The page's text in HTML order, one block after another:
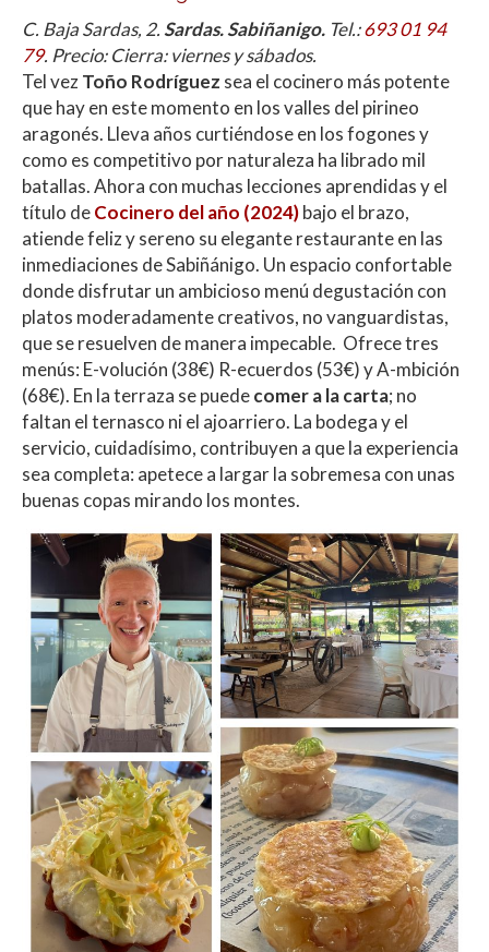
C. Baja Sardas, 2. Sardas. Sabiñanigo. Tel.:693 01 94
79. Precio: Cierra: viernes y sábados.
Tel vezToño Rodríguez sea el cocinero más potente
que hay en este momento en los valles del pirineo
aragonés. Lleva años curtiéndose en los fogones y
como es competitivo por naturaleza ha librado mil
batallas. Ahora con muchas lecciones aprendidas y el
título deCocinero del año (2024)bajo el brazo,
atiende feliz y sereno su elegante restaurante en las
inmediaciones de Sabiñánigo. Un espacio confortable
donde disfrutar un ambicioso menú degustación con
platos moderadamente creativos, no vanguardistas,
que se resuelven de manera impecable. Ofrece tres
menús: E-volución (38€) R-ecuerdos (53€) y A-mbición
(68€). En la terraza se puedecomer a la carta; no
faltan el ternasco ni el ajoarriero. La bodega y el
servicio, cuidadísimo, contribuyen a que la experiencia
sea completa: apetece a largar la sobremesa con unas
buenas copas mirando los montes.